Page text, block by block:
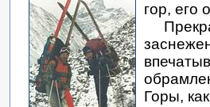
гор, его
Горы,